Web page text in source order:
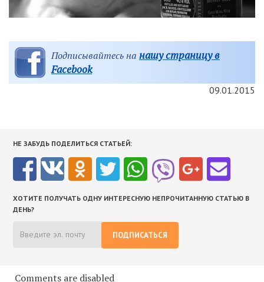
Подписывайтесь на нашу страницу в
Facebook
09.01.2015
НЕ ЗАБУДЬ ПОДЕЛИТЬСЯ СТАТЬЕЙ:
ХОТИТЕ ПОЛУЧАТЬ ОДНУ ИНТЕРЕСНУЮ НЕПРОЧИТАННУЮ СТАТЬЮ В
ДЕНЬ?
ПОДПИСАТЬСЯ
Comments are disabled